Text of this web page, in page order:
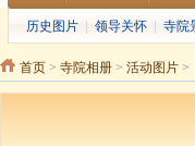
历史图片 领导关怀 寺院
首页 > 寺院相册 > 活动图片 >